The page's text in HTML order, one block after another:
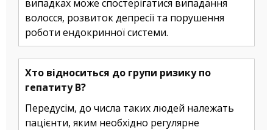
випадках може спостерігатися випадання
волосся, розвиток депресії та порушення
роботи ендокринної системи.
Хто відноситься до групи ризику по
гепатиту B?
Передусім, до числа таких людей належать
пацієнти, яким необхідно регулярне